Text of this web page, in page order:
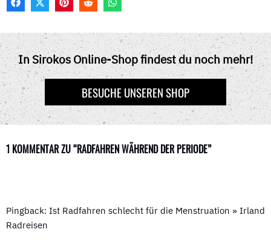
F
E
B
O
O
K
W
I
T
T
E
R
P
T
E
R
E
S
R
D
I
T
T
S
A
P
P
In Sirokos Online-Shop findest du noch mehr!
BESUCHE UNSEREN SHOP
1 KOMMENTAR ZU “RADFAHREN WÄHREND DER PERIODE”
Pingback: Ist Radfahren schlecht für die Menstruation » Irland
Radreisen